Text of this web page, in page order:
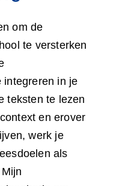
om de
te versterken
integreren in je
teksten te lezen
en erover
werk je
als